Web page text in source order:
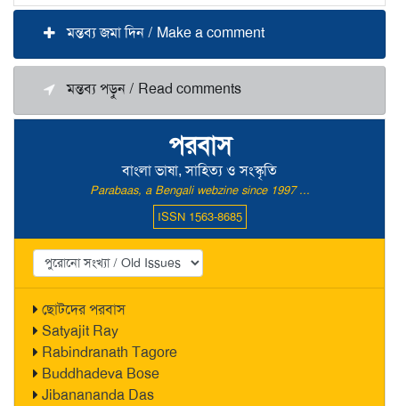
পরবাস
বাংলা ভাষা, সাহিত্য ও সংস্কৃতি
Parabaas, a Bengali webzine since 1997 ...
ISSN 1563-8685
ছোটদের পরবাস
Satyajit Ray
Rabindranath Tagore
Buddhadeva Bose
Jibanananda Das
মন্তব্য জমা দিন / Make a comment
মন্তব্য পড়ুন / Read comments